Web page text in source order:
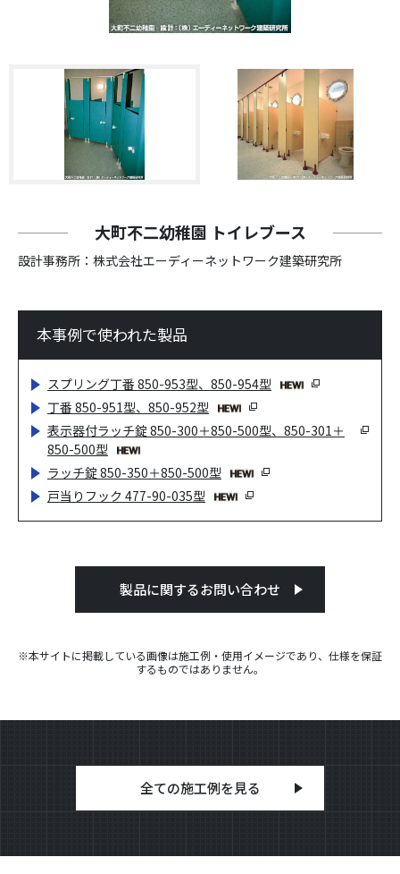
大町不二幼稚園 トイレブース
設計事務所：株式会社エーディーネットワーク建築研究所
本事例で使われた製品
スプリング丁番 850-953型、850-954型
丁番 850-951型、850-952型
表示器付ラッチ錠 850-300＋850-500型、850-301＋
850-500型
ラッチ錠 850-350＋850-500型
戸当りフック 477-90-035型
製品に関するお問い合わせ
※本サイトに掲載している画像は施工例・使用イメージであり、仕様を保証
するものではありません。
全ての施工例を見る